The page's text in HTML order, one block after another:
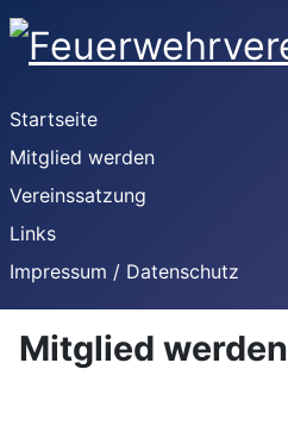
Startseite
Mitglied werden
Vereinssatzung
Links
Impressum / Datenschutz
Mitglied werden